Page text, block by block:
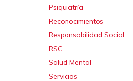
Psiquiatría
Reconocimientos
Responsabilidad Social
RSC
Salud Mental
Servicios